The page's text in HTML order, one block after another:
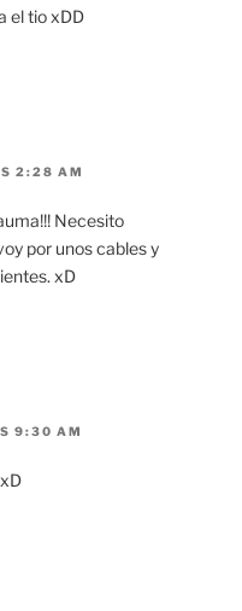
el tio xDD
2:28 AM
Necesito
por unos cables y
xD
9:30 AM